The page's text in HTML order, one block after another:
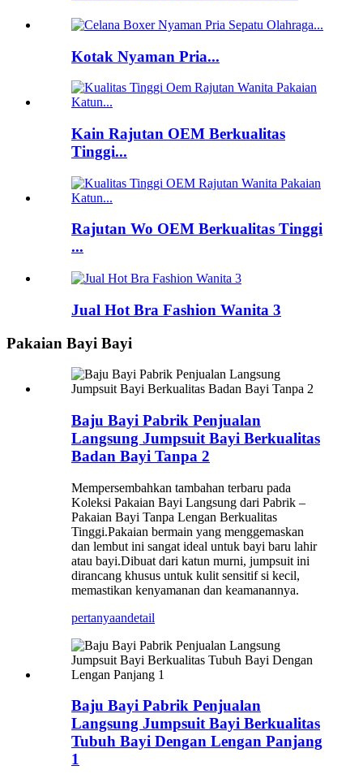
Kotak Nyaman Pria...
Kain Rajutan OEM Berkualitas
Tinggi...
Rajutan Wo OEM Berkualitas Tinggi
...
Jual Hot Bra Fashion Wanita 3
Pakaian Bayi Bayi
Baju Bayi Pabrik Penjualan
Langsung Jumpsuit Bayi Berkualitas
Badan Bayi Tanpa 2
Mempersembahkan tambahan terbaru pada
Koleksi Pakaian Bayi Langsung dari Pabrik –
Pakaian Bayi Tanpa Lengan Berkualitas
Tinggi.Pakaian bermain yang menggemaskan
dan lembut ini sangat ideal untuk bayi baru lahir
atau bayi.Dibuat dari katun murni, jumpsuit ini
dirancang khusus untuk kulit sensitif si kecil,
memastikan kenyamanan dan keamanannya.
pertanyaandetail
Baju Bayi Pabrik Penjualan
Langsung Jumpsuit Bayi Berkualitas
Tubuh Bayi Dengan Lengan Panjang
1